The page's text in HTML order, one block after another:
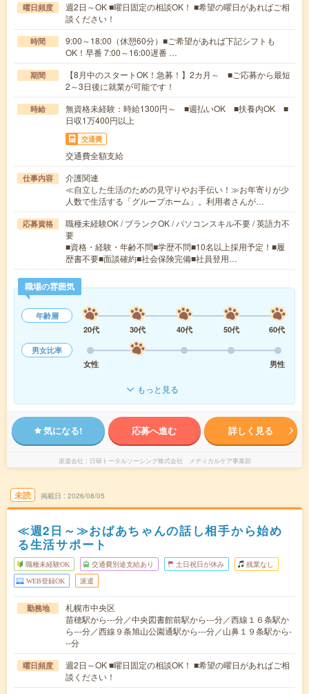
曜日頻度
週2日～OK ■曜日固定の相談OK！ ■希望の曜日があればご相
談ください！
時間
9:00～18:00（休憩60分）■ご希望があれば下記シフトも
OK！早番 7:00～16:00遅番 …
期間
【8月中のスタートOK！急募！】2カ月～ ■ご応募から最短
2～3日後に就業が可能です！
時給
無資格未経験：時給1300円～ ■週払いOK ■扶養内OK ■
日収1万400円以上
交通費
交通費全額支給
仕事内容
介護関連
≪自立した生活のための見守りやお手伝い！≫お年寄りが少
人数で生活する「グループホーム」。利用者さんが…
応募資格
職種未経験OK / ブランクOK / パソコンスキル不要 / 英語力不
要
■資格・経験・年齢不問■学歴不問■10名以上採用予定！■履
歴書不要■面談確約■社会保険完備■社員登用…
職場の雰囲気
年齢層
20代
30代 40代 50代
60代
男女比率
女性
男性
もっと見る
気になる! 応募へ進む 詳しく見る
派遣会社 日研トータルソーシング株式会社 メディカルケア事業部
未読 掲載日 2026/08/05
≪週2日～≫おばあちゃんの話し相手から始め
る生活サポート
職種未経験OK 交通費別途支給あり 土日祝日が休み 残業なし
WEB登録OK 派遣
勤務地
札幌市中央区
苗穂駅から---分／中央図書館前駅から---分／西線１６条駅か
ら---分／西線９条旭山公園通駅から---分／山鼻１９条駅から-
--分
曜日頻度
週2日～OK ■曜日固定の相談OK！ ■希望の曜日があればご相
談ください！